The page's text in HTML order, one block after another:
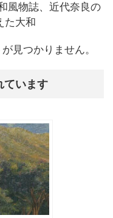
風物誌、近代奈良の
た大和
見つかりません。
ています